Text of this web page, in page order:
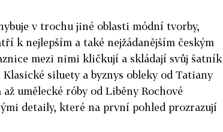
v trochu jiné oblasti módní tvorby,
k nejlepším a také nejžádanějším českým
mezi nimi kličkují a skládají svůj šatník
siluety a byznys obleky od Tatiany
umělecké róby od Liběny Rochové
detaily, které na první pohled prozrazují